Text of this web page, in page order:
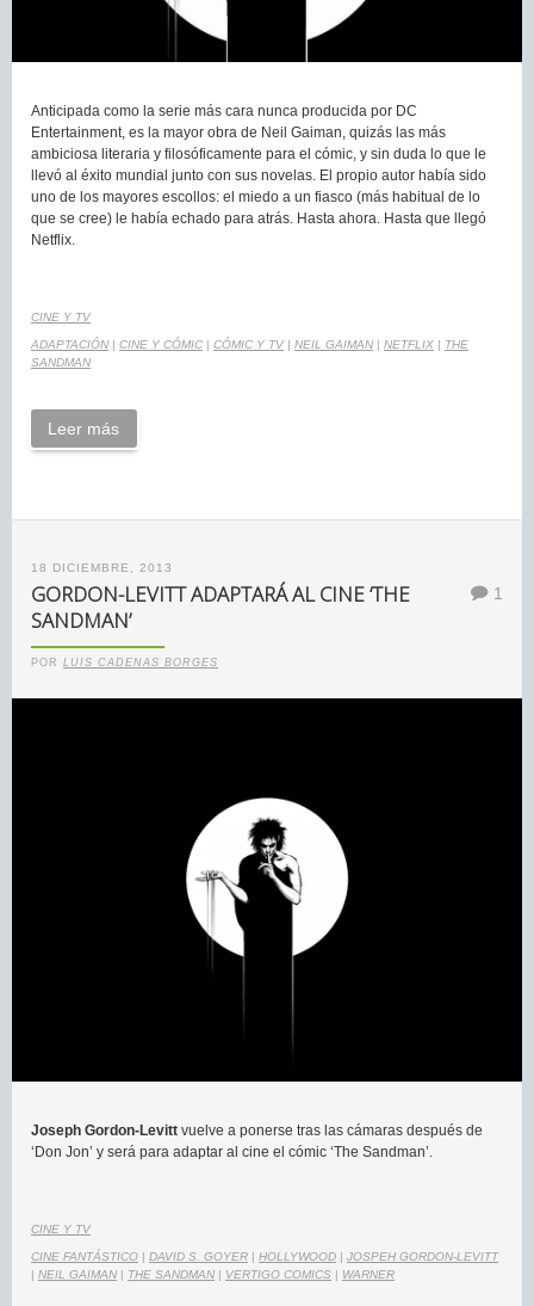
Anticipada como la serie más cara nunca producida por DC
Entertainment, es la mayor obra de Neil Gaiman, quizás las más
ambiciosa literaria y filosóficamente para el cómic, y sin duda lo que le
llevó al éxito mundial junto con sus novelas. El propio autor había sido
uno de los mayores escollos: el miedo a un fiasco (más habitual de lo
que se cree) le había echado para atrás. Hasta ahora. Hasta que llegó
Netflix.
CINE Y TV
ADAPTACIÓN | CINE Y CÓMIC | CÓMIC Y TV | NEIL GAIMAN | NETFLIX | THE
SANDMAN
Leer más
18 DICIEMBRE, 2013
GORDON-LEVITT ADAPTARÁ AL CINE ‘THE
SANDMAN’
POR LUIS CADENAS BORGES
1
Joseph Gordon-Levitt vuelve a ponerse tras las cámaras después de
‘Don Jon’ y será para adaptar al cine el cómic ‘The Sandman’.
CINE Y TV
CINE FANTÁSTICO | DAVID S. GOYER | HOLLYWOOD | JOSPEH GORDON-LEVITT
| NEIL GAIMAN | THE SANDMAN | VERTIGO COMICS | WARNER